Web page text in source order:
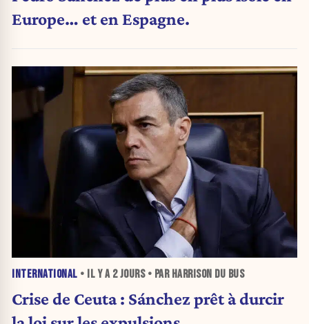
Europe… et en Espagne.
INTERNATIONAL • IL Y A 2 JOURS• PAR HARRISON DU BUS
Crise de Ceuta : Sánchez prêt à durcir